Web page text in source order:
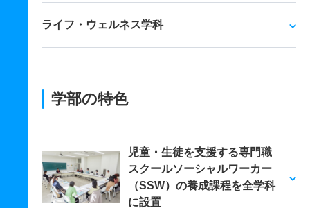
ライフ・ウェルネス学科
学部の特色
児童・生徒を支援する専門職
スクールソーシャルワーカー
（SSW）の養成課程を全学科
に設置